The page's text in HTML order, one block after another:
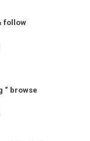
follow
“ browse